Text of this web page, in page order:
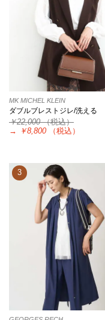
MK MICHEL KLEIN
ダブルブレストジレ/洗える
￥22,000（税込）
→
￥8,800 （税込）
3